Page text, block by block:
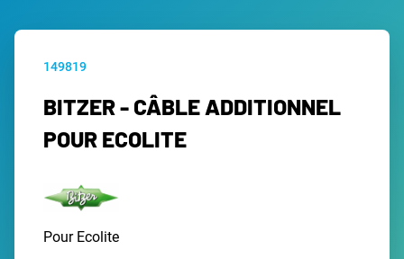
149819
BITZER - CÂBLE ADDITIONNEL
POUR ECOLITE
Pour Ecolite